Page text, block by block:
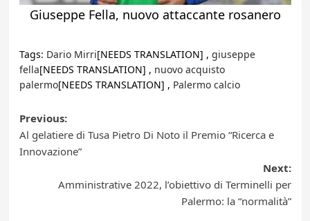
Giuseppe Fella, nuovo attaccante rosanero
Tags: Dario Mirri[NEEDS TRANSLATION] , giuseppe
fella[NEEDS TRANSLATION] , nuovo acquisto
palermo[NEEDS TRANSLATION] , Palermo calcio
Post
navigation
Previous:
Al gelatiere di Tusa Pietro Di Noto il Premio “Ricerca e
Innovazione”
Next:
Amministrative 2022, l’obiettivo di Terminelli per
Palermo: la “normalità”